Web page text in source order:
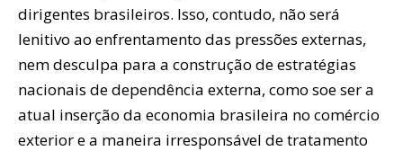
dirigentes brasileiros. Isso, contudo, não será
lenitivo ao enfrentamento das pressões externas,
nem desculpa para a construção de estratégias
nacionais de dependência externa, como soe ser a
atual inserção da economia brasileira no comércio
exterior e a maneira irresponsável de tratamento